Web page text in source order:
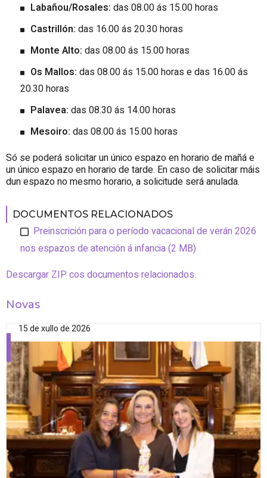
Labañou/Rosales: das 08.00 ás 15.00 horas
Castrillón: das 16.00 ás 20.30 horas
Monte Alto: das 08.00 ás 15.00 horas
Os Mallos: das 08.00 ás 15.00 horas e das 16.00 ás
20.30 horas
Palavea: das 08.30 ás 14.00 horas
Mesoiro: das 08.00 ás 15.00 horas
Só se poderá solicitar un único espazo en horario de mañá e
un único espazo en horario de tarde. En caso de solicitar máis
dun espazo no mesmo horario, a solicitude será anulada.
DOCUMENTOS RELACIONADOS
Preinscrición para o período vacacional de verán 2026
nos espazos de atención á infancia (2 MB)
Descargar ZIP cos documentos relacionados.
Novas
15 de xullo de 2026